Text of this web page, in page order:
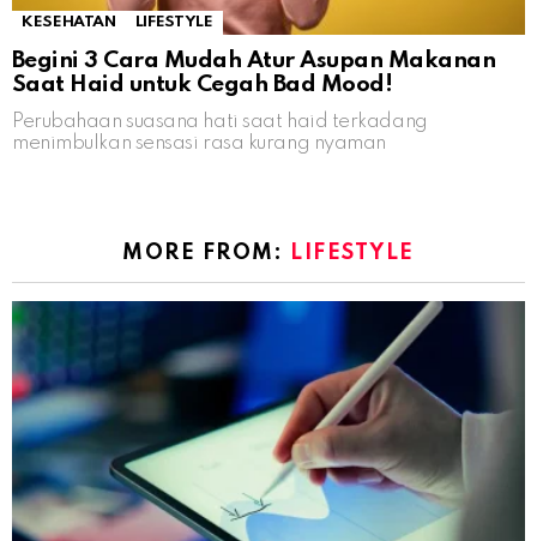
KESEHATAN LIFESTYLE
Begini 3 Cara Mudah Atur Asupan Makanan
Saat Haid untuk Cegah Bad Mood!
Perubahaan suasana hati saat haid terkadang
menimbulkan sensasi rasa kurang nyaman
MORE FROM: LIFESTYLE